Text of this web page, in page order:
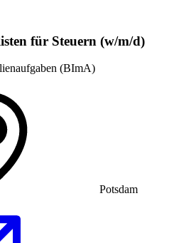
für Steuern (w/m/d)
(BImA)
Potsdam